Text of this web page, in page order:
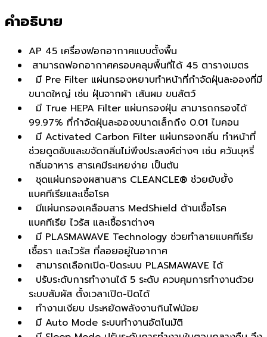
คำอธิบาย
AP 45 เครื่องฟอกอากาศแบบตั้งพื้น
สามารถฟอกอากาศครอบคลุมพื้นที่ได้ 45 ตารางเมตร
มี Pre Filter แผ่นกรองหยาบทำหน้าที่กำจัดฝุ่นละอองที่มี
ขนาดใหญ่ เช่น ฝุ่นจากผ้า เส้นผม ขนสัตว์
มี True HEPA Filter แผ่นกรองฝุ่น สามารถกรองได้
99.97% ที่กำจัดฝุ่นละอองขนาดเล็กถึง 0.01 ไมคอน
มี Activated Carbon Filter แผ่นกรองกลิ่น ทำหน้าที่
ช่วยดูดซับและขจัดกลิ่นไม่พึงประสงค์ต่างๆ เช่น ควันบุหรี่
กลิ่นอาหาร สารเคมีระเหยง่าย เป็นต้น
ชุดแผ่นกรองผสานสาร CLEANCLE® ช่วยยับยั้ง
แบคทีเรียและเชื้อโรค
มีแผ่นกรองเคลือบสาร MedShield ต้านเชื้อโรค
แบคทีเรีย ไวรัส และเชื้อราต่างๆ
มี PLASMAWAVE Technology ช่วยทำลายแบคทีเรีย
เชื้อรา และไวรัส ที่ลอยอยู่ในอากาศ
สามารถเลือกเปิด-ปิดระบบ PLASMAWAVE ได้
ปรับระดับการทำงานได้ 5 ระดับ ควบคุมการทำงานด้วย
ระบบสัมผัส ตั้งเวลาเปิด-ปิดได้
ทำงานเงียบ ประหยัดพลังงานกินไฟน้อย
มี Auto Mode ระบบทำงานอัตโนมัติ